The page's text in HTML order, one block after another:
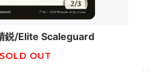
鋭/Elite Scaleguard
SOLD OUT